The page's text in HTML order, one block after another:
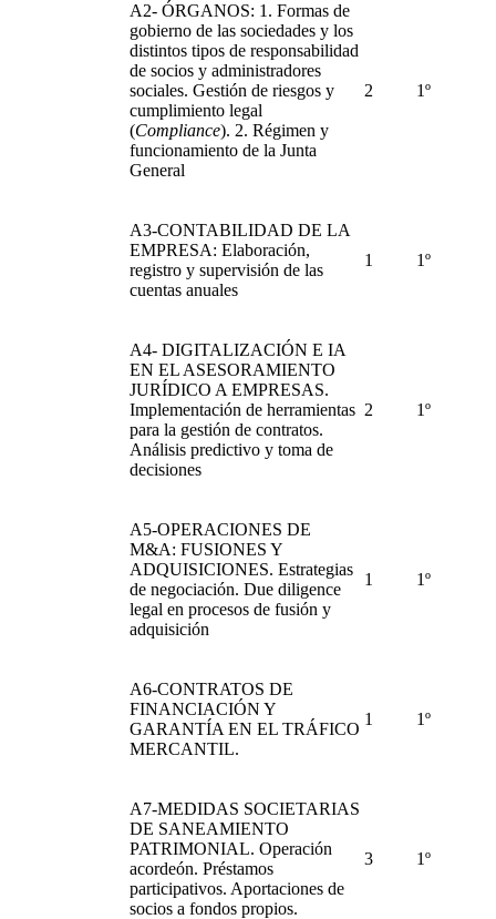
A2- ÓRGANOS: 1. Formas de
gobierno de las sociedades y los
distintos tipos de responsabilidad
de socios y administradores
sociales. Gestión de riesgos y
cumplimiento legal
(Compliance). 2. Régimen y
funcionamiento de la Junta
General
2 1º
A3-CONTABILIDAD DE LA
EMPRESA: Elaboración,
registro y supervisión de las
cuentas anuales
1 1º
A4- DIGITALIZACIÓN E IA
EN EL ASESORAMIENTO
JURÍDICO A EMPRESAS.
Implementación de herramientas
para la gestión de contratos.
Análisis predictivo y toma de
decisiones
2 1º
A5-OPERACIONES DE
M&A: FUSIONES Y
ADQUISICIONES. Estrategias
de negociación. Due diligence
legal en procesos de fusión y
adquisición
1 1º
A6-CONTRATOS DE
FINANCIACIÓN Y
GARANTÍA EN EL TRÁFICO
MERCANTIL.
1 1º
A7-MEDIDAS SOCIETARIAS
DE SANEAMIENTO
PATRIMONIAL. Operación
acordeón. Préstamos
participativos. Aportaciones de
socios a fondos propios.
3 1º